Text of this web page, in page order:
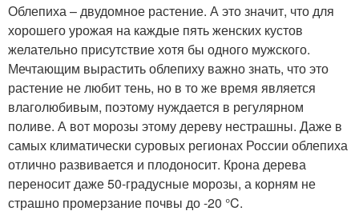
Облепиха – двудомное растение. А это значит, что для
хорошего урожая на каждые пять женских кустов
желательно присутствие хотя бы одного мужского.
Мечтающим вырастить облепиху важно знать, что это
растение не любит тень, но в то же время является
влаголюбивым, поэтому нуждается в регулярном
поливе. А вот морозы этому дереву нестрашны. Даже в
самых климатически суровых регионах России облепиха
отлично развивается и плодоносит. Крона дерева
переносит даже 50-градусные морозы, а корням не
страшно промерзание почвы до -20 °C.